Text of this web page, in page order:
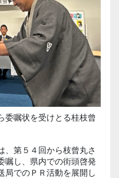
委嘱状を受けとる桂枝曾
、第５４回から枝曾丸さ
嘱し、県内での街頭啓発
局でのＰＲ活動を展開し